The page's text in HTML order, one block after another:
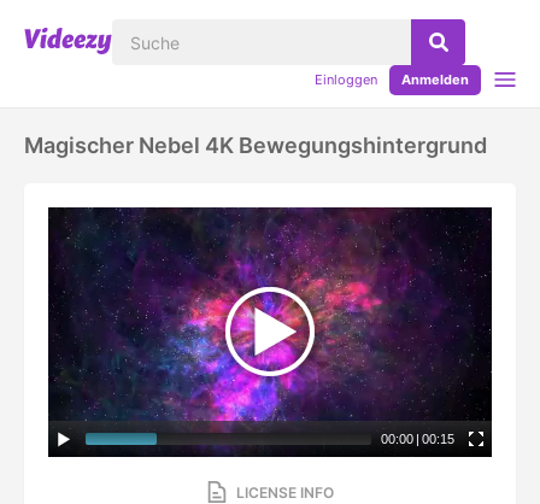
Einloggen Anmelden
Magischer Nebel 4K Bewegungshintergrund
00:00 | 00:15
LICENSE INFO